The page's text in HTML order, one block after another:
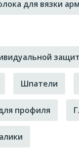
для вязки
Шпатели
профиля